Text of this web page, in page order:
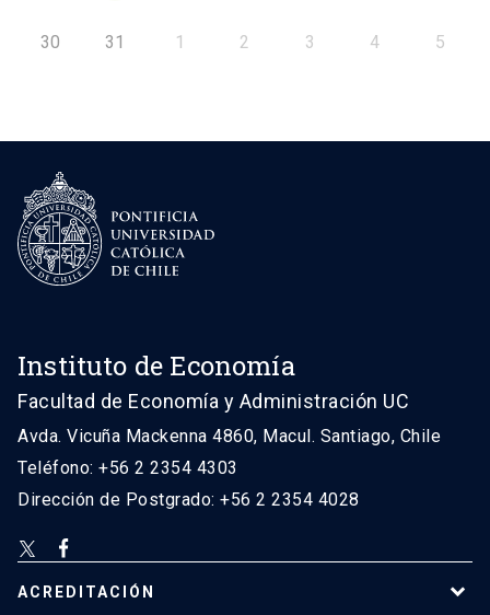
30 31 1 2 3 4 5
Instituto de Economía
Facultad de Economía y Administración UC
Avda. Vicuña Mackenna 4860, Macul. Santiago, Chile
Teléfono: +56 2 2354 4303
Dirección de Postgrado: +56 2 2354 4028
ACREDITACIÓN